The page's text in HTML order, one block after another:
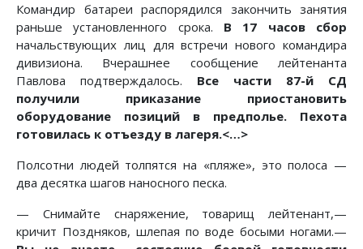
Командир батареи распорядился закончить занятия
раньше установленного срока. В 17 часов сбор
начальствующих лиц для встречи нового командира
дивизиона. Вчерашнее сообщение лейтенанта
Павлова подтверждалось. Все части 87-й СД
получили приказание приостановить
оборудование позиций в предполье. Пехота
готовилась к отъезду в лагеря.<…>
Полсотни людей толпятся на «пляже», это полоса —
два десятка шагов наносного песка.
— Снимайте снаряжение, товарищ лейтенант,—
кричит Поздняков, шлепая по воде босыми ногами.—